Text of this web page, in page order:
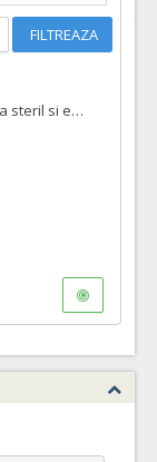
FILTREAZA
ACORD CADRU - Recipient de recoltare urina steril si eprubete de transfer din plastic vidate